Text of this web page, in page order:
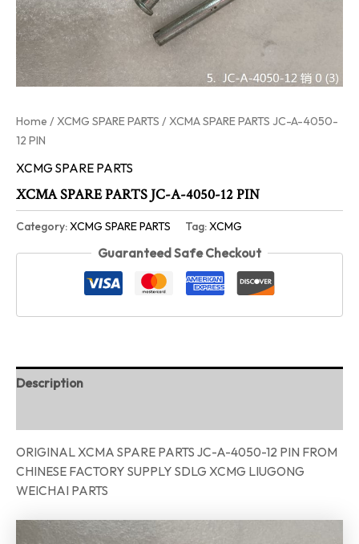
Home /XCMG SPARE PARTS / XCMA SPARE PARTS JC-A-4050-
12 PIN
XCMG SPARE PARTS
XCMA SPARE PARTS JC-A-4050-12 PIN
Category:XCMG SPARE PARTS Tag:XCMG
Guaranteed Safe Checkout
Description
ORIGINAL XCMA SPARE PARTS JC-A-4050-12 PIN FROM
CHINESE FACTORY SUPPLY SDLG XCMG LIUGONG
WEICHAI PARTS